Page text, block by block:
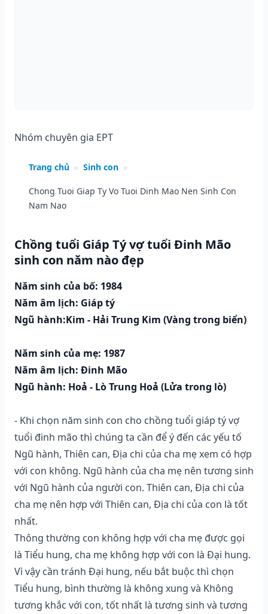
Nhóm chuyên gia EPT
Trang chủ » Sinh con »
Chong Tuoi Giap Ty Vo Tuoi Dinh Mao Nen Sinh Con
Nam Nao
Chồng tuổi Giáp Tý vợ tuổi Đinh Mão
sinh con năm nào đẹp
Năm sinh của bố: 1984
Năm âm lịch: Giáp tý
Ngũ hành:Kim - Hải Trung Kim (Vàng trong biển)
Năm sinh của mẹ: 1987
Năm âm lịch: Đinh Mão
Ngũ hành: Hoả - Lò Trung Hoả (Lửa trong lò)
- Khi chọn năm sinh con cho chồng tuổi giáp tý vợ
tuổi đinh mão thì chúng ta cần để ý đến các yếu tố
Ngũ hành, Thiên can, Địa chi của cha mẹ xem có hợp
với con không. Ngũ hành của cha mẹ nên tương sinh
với Ngũ hành của người con. Thiên can, Địa chi của
cha mẹ nên hợp với Thiên can, Địa chi của con là tốt
nhất.
Thông thường con không hợp với cha mẹ được gọi
là Tiểu hung, cha mẹ không hợp với con là Đại hung.
Vì vậy cần tránh Đại hung, nếu bắt buộc thì chọn
Tiểu hung, bình thường là không xung và Không
tương khắc với con, tốt nhất là tương sinh và tương